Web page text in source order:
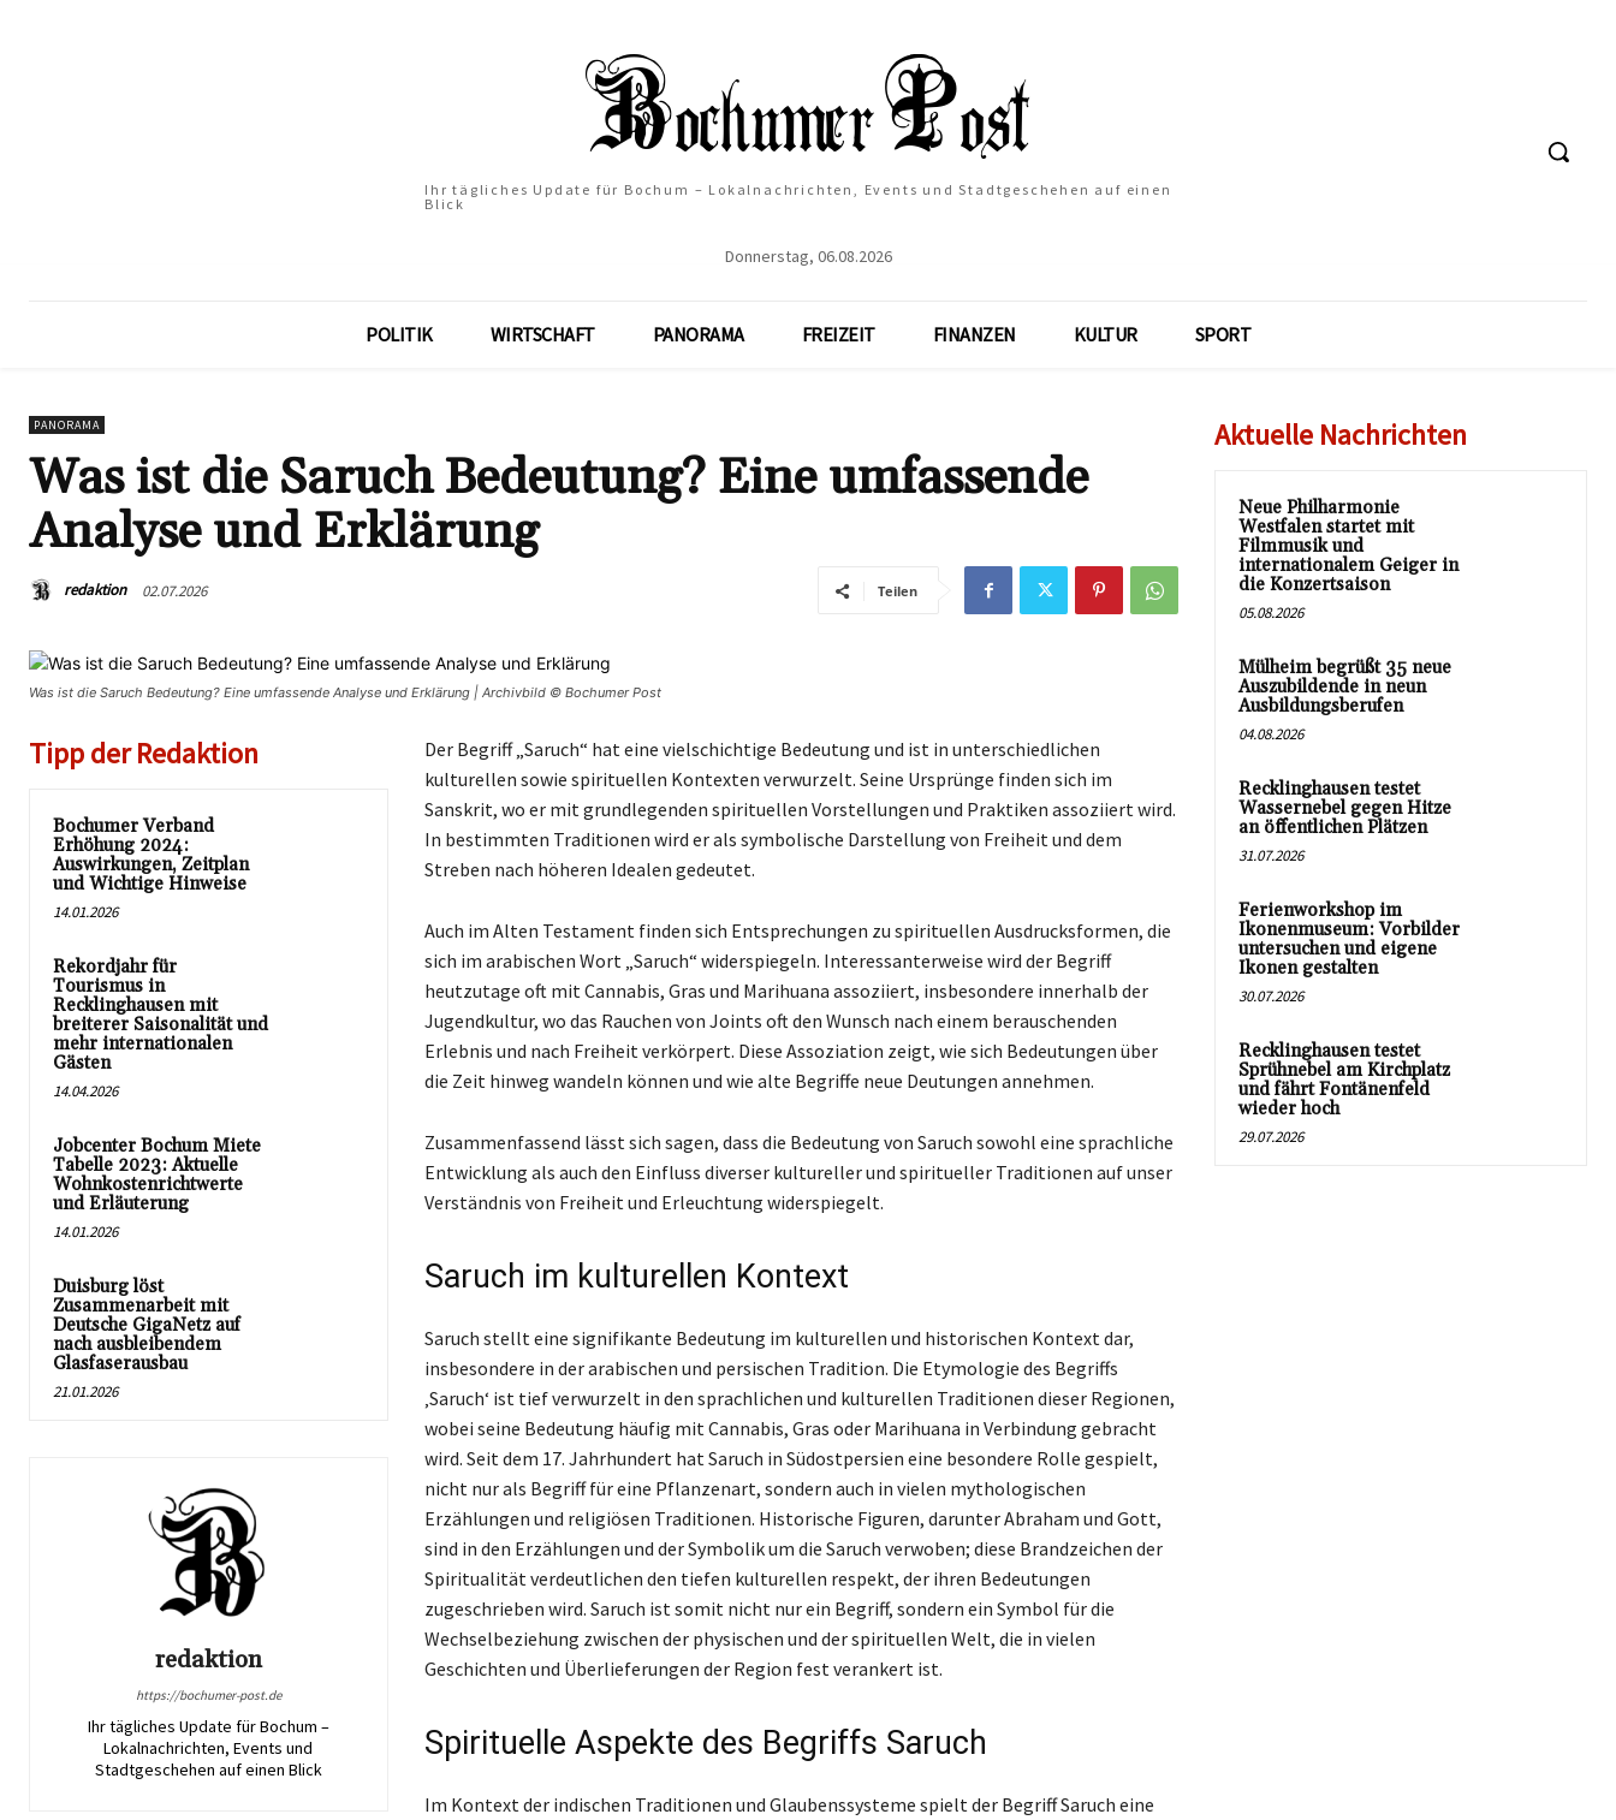
Ihr tägliches Update für Bochum – Lokalnachrichten, Events und Stadtgeschehen auf einen
Blick
Donnerstag, 06.08.2026
POLITIK WIRTSCHAFT PANORAMA FREIZEIT FINANZEN KULTUR SPORT
PANORAMA
Was ist die Saruch Bedeutung? Eine umfassende
Analyse und Erklärung
redaktion 02.07.2026 Teilen
Was ist die Saruch Bedeutung? Eine umfassende Analyse und Erklärung | Archivbild © Bochumer Post
Tipp der Redaktion
Bochumer Verband
Erhöhung 2024:
Auswirkungen, Zeitplan
und Wichtige Hinweise
14.01.2026
Rekordjahr für
Tourismus in
Recklinghausen mit
breiterer Saisonalität und
mehr internationalen
Gästen
14.04.2026
Jobcenter Bochum Miete
Tabelle 2023: Aktuelle
Wohnkostenrichtwerte
und Erläuterung
14.01.2026
Duisburg löst
Zusammenarbeit mit
Deutsche GigaNetz auf
nach ausbleibendem
Glasfaserausbau
21.01.2026
redaktion
https://bochumer-post.de
Ihr tägliches Update für Bochum –
Lokalnachrichten, Events und
Stadtgeschehen auf einen Blick
Der Begriff „Saruch“ hat eine vielschichtige Bedeutung und ist in unterschiedlichen
kulturellen sowie spirituellen Kontexten verwurzelt. Seine Ursprünge finden sich im
Sanskrit, wo er mit grundlegenden spirituellen Vorstellungen und Praktiken assoziiert wird.
In bestimmten Traditionen wird er als symbolische Darstellung von Freiheit und dem
Streben nach höheren Idealen gedeutet.
Auch im Alten Testament finden sich Entsprechungen zu spirituellen Ausdrucksformen, die
sich im arabischen Wort „Saruch“ widerspiegeln. Interessanterweise wird der Begriff
heutzutage oft mit Cannabis, Gras und Marihuana assoziiert, insbesondere innerhalb der
Jugendkultur, wo das Rauchen von Joints oft den Wunsch nach einem berauschenden
Erlebnis und nach Freiheit verkörpert. Diese Assoziation zeigt, wie sich Bedeutungen über
die Zeit hinweg wandeln können und wie alte Begriffe neue Deutungen annehmen.
Zusammenfassend lässt sich sagen, dass die Bedeutung von Saruch sowohl eine sprachliche
Entwicklung als auch den Einfluss diverser kultureller und spiritueller Traditionen auf unser
Verständnis von Freiheit und Erleuchtung widerspiegelt.
Saruch im kulturellen Kontext
Saruch stellt eine signifikante Bedeutung im kulturellen und historischen Kontext dar,
insbesondere in der arabischen und persischen Tradition. Die Etymologie des Begriffs
‚Saruch‘ ist tief verwurzelt in den sprachlichen und kulturellen Traditionen dieser Regionen,
wobei seine Bedeutung häufig mit Cannabis, Gras oder Marihuana in Verbindung gebracht
wird. Seit dem 17. Jahrhundert hat Saruch in Südostpersien eine besondere Rolle gespielt,
nicht nur als Begriff für eine Pflanzenart, sondern auch in vielen mythologischen
Erzählungen und religiösen Traditionen. Historische Figuren, darunter Abraham und Gott,
sind in den Erzählungen und der Symbolik um die Saruch verwoben; diese Brandzeichen der
Spiritualität verdeutlichen den tiefen kulturellen respekt, der ihren Bedeutungen
zugeschrieben wird. Saruch ist somit nicht nur ein Begriff, sondern ein Symbol für die
Wechselbeziehung zwischen der physischen und der spirituellen Welt, die in vielen
Geschichten und Überlieferungen der Region fest verankert ist.
Spirituelle Aspekte des Begriffs Saruch
Im Kontext der indischen Traditionen und Glaubenssysteme spielt der Begriff Saruch eine
Aktuelle Nachrichten
Neue Philharmonie
Westfalen startet mit
Filmmusik und
internationalem Geiger in
die Konzertsaison
05.08.2026
Mülheim begrüßt 35 neue
Auszubildende in neun
Ausbildungsberufen
04.08.2026
Recklinghausen testet
Wassernebel gegen Hitze
an öffentlichen Plätzen
31.07.2026
Ferienworkshop im
Ikonenmuseum: Vorbilder
untersuchen und eigene
Ikonen gestalten
30.07.2026
Recklinghausen testet
Sprühnebel am Kirchplatz
und fährt Fontänenfeld
wieder hoch
29.07.2026